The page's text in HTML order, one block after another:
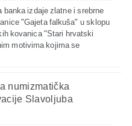
banka izdaje zlatne i srebrne
"Gajeta falkuša" u sklopu
kovanica "Stari hrvatski
motivima kojima se
numizmatička
Slavoljuba